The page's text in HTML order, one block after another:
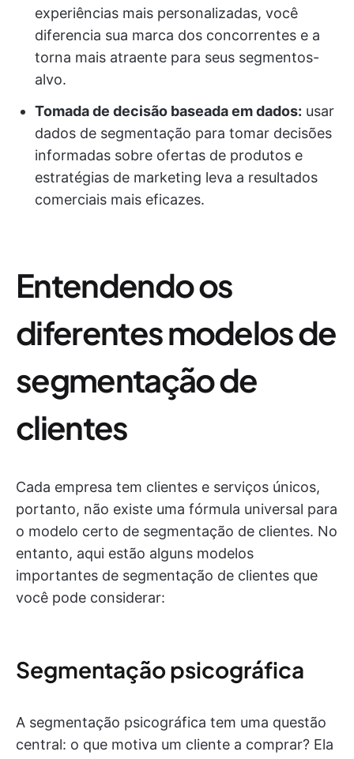
experiências mais personalizadas, você
diferencia sua marca dos concorrentes e a
torna mais atraente para seus segmentos-
alvo.
Tomada de decisão baseada em dados: usar
dados de segmentação para tomar decisões
informadas sobre ofertas de produtos e
estratégias de marketing leva a resultados
comerciais mais eficazes.
Entendendo os
diferentes modelos de
segmentação de
clientes
Cada empresa tem clientes e serviços únicos,
portanto, não existe uma fórmula universal para
o modelo certo de segmentação de clientes. No
entanto, aqui estão alguns modelos
importantes de segmentação de clientes que
você pode considerar:
Segmentação psicográfica
A segmentação psicográfica tem uma questão
central: o que motiva um cliente a comprar? Ela